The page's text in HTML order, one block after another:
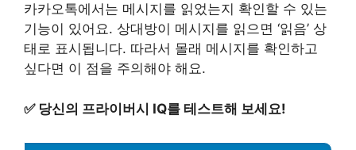
카카오톡에서는 메시지를 읽었는지 확인할 수 있는
기능이 있어요. 상대방이 메시지를 읽으면 ‘읽음’ 상
태로 표시됩니다. 따라서 몰래 메시지를 확인하고
싶다면 이 점을 주의해야 해요.
✅ 당신의 프라이버시 IQ를 테스트해 보세요!